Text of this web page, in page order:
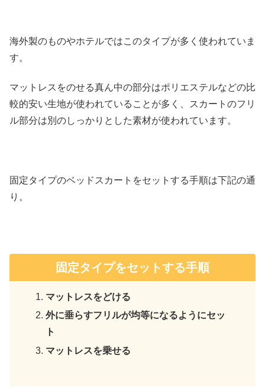
海外製のものやホテルではこのタイプが多く使われていま
す。
マットレスをのせる真ん中の部分はポリエステルなどの比
較的安い生地が使われていることが多く、スカートのフリ
ル部分は別のしっかりとした素材が使われています。
固定タイプのベッドスカートをセットする手順は下記の通
り。
固定タイプをセットする手順
マットレスをどける
外に垂らすフリルが均等になるようにセッ
ト
マットレスを乗せる